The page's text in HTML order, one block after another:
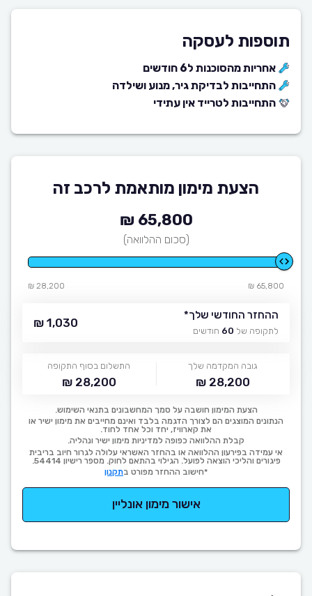
תוספות לעסקה
אחריות מהסוכנות ל6 חודשים
התחייבות לבדיקת גיר, מנוע ושילדה
התחייבות לטרייד אין עתידי
הצעת מימון מותאמת לרכב זה
65,800 ₪
(סכום ההלוואה)
65,800 ₪
28,200 ₪
ההחזר החודשי שלך*
לתקופה של 60 חודשים
1,030 ₪
גובה המקדמה שלך
28,200 ₪
התשלום בסוף התקופה
28,200 ₪
הצעת המימון חושבה על סמך המחשבונים בתנאי השימוש.
הנתונים המוצגים הם לצורך הדגמה בלבד ואינם מחייבים את מימון ישיר או
את קארוויז, יחד וכל אחד לחוד.
קבלת ההלוואה כפופה למדיניות מימון ישיר ונהליה.
אי עמידה בפירעון ההלוואה או בהחזר האשראי עלולה לגרור חיוב בריבית
פיגורים והליכי הוצאה לפועל. הגילוי בהתאם לחוק. מספר רישיון 54414.
*חישוב ההחזר מפורט בתקנון
אישור מימון אונליין